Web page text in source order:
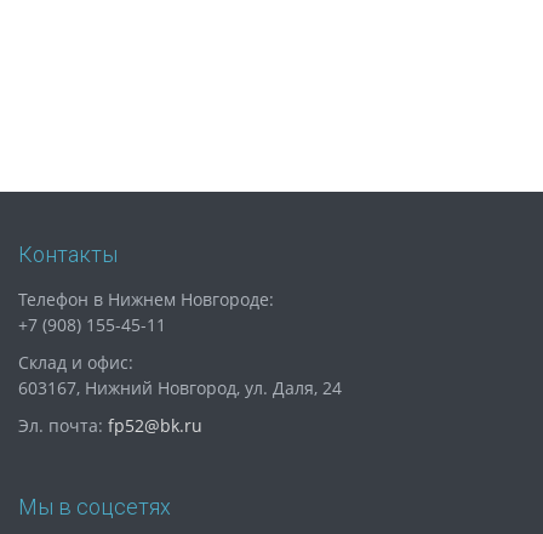
Контакты
Телефон в Нижнем Новгороде:
+7 (908) 155-45-11
Склад и офис:
603167, Нижний Новгород, ул. Даля, 24
Эл. почта: fp52@bk.ru
Мы в соцсетях